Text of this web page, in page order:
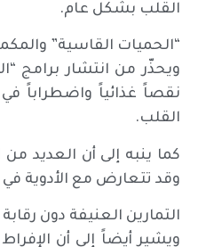
القلب بشكل عام.
“الحميات القاسية”
ويحذّر من انتشار برامج
نقصاً غذائياً واضطراباً
القلب.
كما ينبه إلى أن العديد
وقد تتعارض مع الأدوية
التمارين العنيفة دون رقابة
ويشير أيضاً إلى أن